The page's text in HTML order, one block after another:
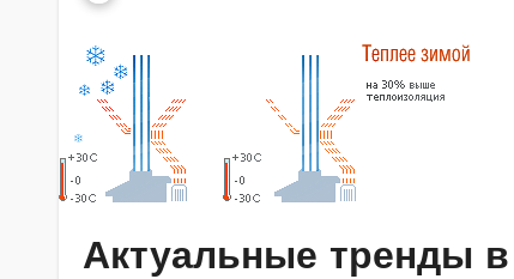
Актуальные тренды в